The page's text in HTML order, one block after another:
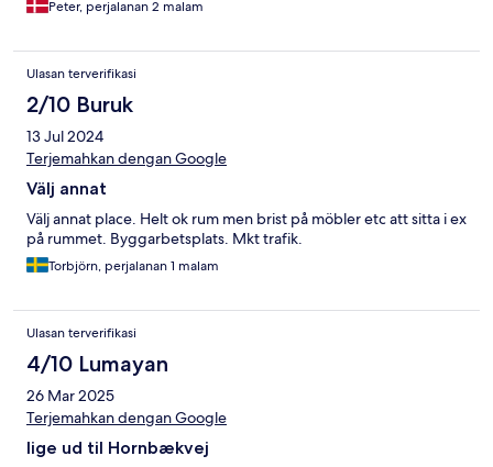
Peter, perjalanan 2 malam
Ulasan terverifikasi
2/10 Buruk
13 Jul 2024
Terjemahkan dengan Google
Välj annat
Välj annat place. Helt ok rum men brist på möbler etc att sitta i ex
på rummet. Byggarbetsplats. Mkt trafik.
Torbjörn, perjalanan 1 malam
Ulasan terverifikasi
4/10 Lumayan
26 Mar 2025
Terjemahkan dengan Google
lige ud til Hornbækvej